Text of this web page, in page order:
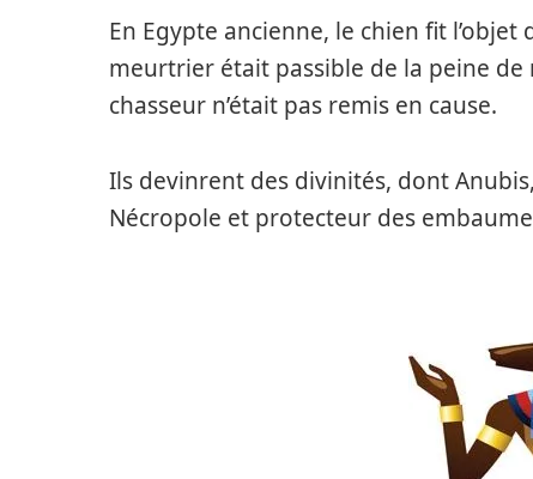
En Egypte ancienne, le chien fit
meurtrier était passible de la peine
chasseur n’était pas remis en cause.
Ils devinrent des divinités, dont
Nécropole et protecteur des